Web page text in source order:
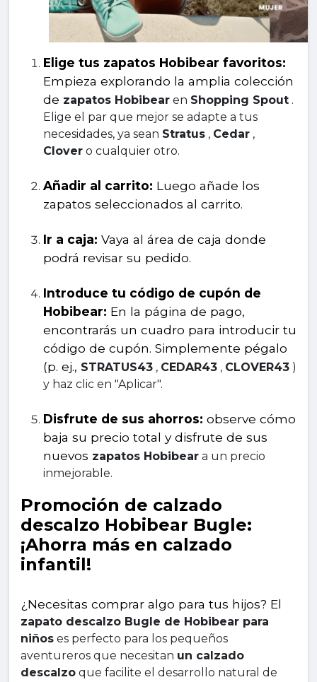
Elige tus zapatos Hobibear favoritos:
Empieza explorando la amplia colección
de zapatos Hobibear en Shopping Spout .
Elige el par que mejor se adapte a tus
necesidades, ya sean Stratus , Cedar
Clover o cualquier otro.
Añadir al carrito: Luego añade los
zapatos seleccionados al carrito.
Ir a caja: Vaya al área de caja donde
podrá revisar su pedido.
Introduce tu código de cupón de
Hobibear: En la página de pago,
encontrarás un cuadro para introducir tu
código de cupón. Simplemente pégalo
(p. ej., STRATUS43 , CEDAR43 , CLOVER43 )
y haz clic en "Aplicar".
Disfrute de sus ahorros: observe cómo
baja su precio total y disfrute de sus
nuevos zapatos Hobibear a un precio
inmejorable.
Promoción de calzado
descalzo Hobibear Bugle:
¡Ahorra más en calzado
infantil!
zapato descalzo Bugle de Hobibear para
niños es perfecto para los pequeños
aventureros que necesitan un calzado
descalzo que facilite el desarrollo natural de